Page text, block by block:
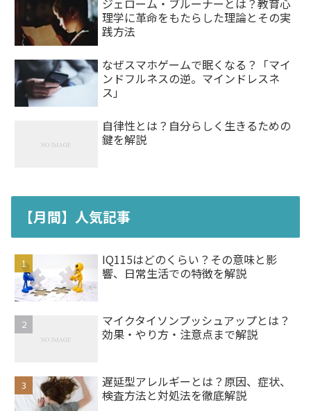
理学に革命をもたらした理論とその実
践方法
なぜスマホゲームで眠くなる？「マイ
ンドフルネスの逆。マインドレスネ
ス」
自律性とは？自分らしく生きるための
鍵を解説
【月間】人気記事
IQ115はどのくらい？その意味と影
響、日常生活での特徴を解説
マイクタイソンプッシュアップとは？
効果・やり方・注意点まで解説
遅延型アレルギーとは？原因、症状、
検査方法と対処法を徹底解説